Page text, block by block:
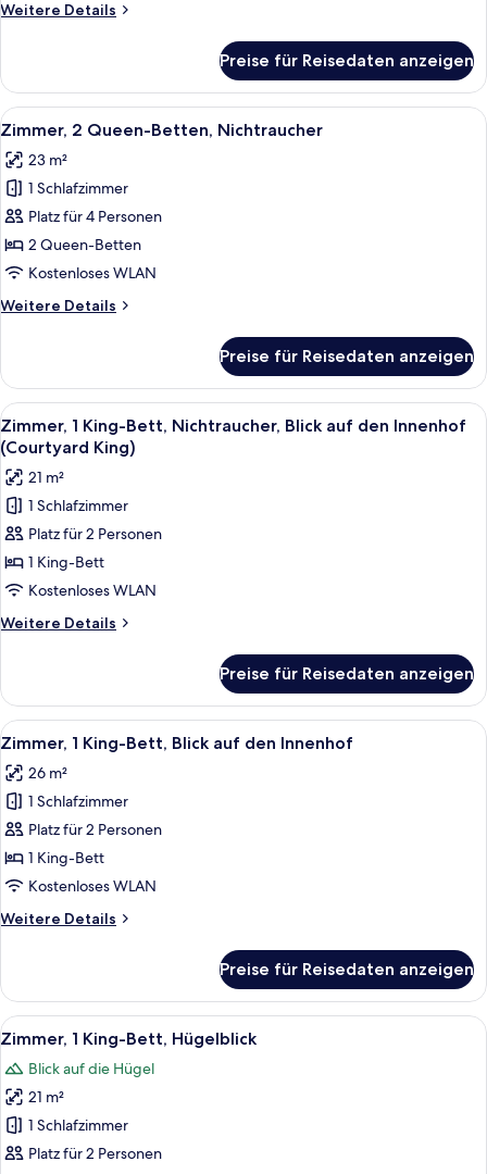
Weitere Details
Weitere
1 King-
Bett,
Nichtraucher
Preise für Reisedaten anzeigen
Alle
Fotos
für
Zimmer,
2 Queen-
Betten,
Nichtraucher
Ein Hotelzimmer mit zwei Betten,
8
Zimmer, 2 Queen-Betten, Nichtraucher
23 m²
1 Schlafzimmer
Platz für 4 Personen
2 Queen-Betten
Kostenloses WLAN
Weitere Details
Weitere
2 Queen-
Betten,
Nichtraucher
Preise für Reisedaten anzeigen
Alle
Fotos
für
Zimmer,
1 King-
Bett,
Nichtraucher,
Blick
auf
den
(Courtyard
King)
anzeigen
Ein modernes Hotelzimmer mit
11
Zimmer, 1 King-Bett, Nichtraucher, Blick auf den Innenhof
(Courtyard King)
21 m²
1 Schlafzimmer
Platz für 2 Personen
1 King-Bett
Kostenloses WLAN
Weitere Details
Weitere
1 King-
Bett,
Nichtraucher,
auf
den
(Courtyard
King)
Preise für Reisedaten anzeigen
Alle
Fotos
für
Zimmer,
1 King-
Bett,
Blick
den
Ein zeitgemäßer Essbereich im
24
Zimmer, 1 King-Bett, Blick auf den Innenhof
26 m²
1 Schlafzimmer
Platz für 2 Personen
1 King-Bett
Kostenloses WLAN
Weitere Details
Weitere
1 King-
Bett,
Blick
den
Innenhof
Preise für Reisedaten anzeigen
Alle
Fotos
für
Zimmer,
1 King-
Bett,
Ein Hotelzimmer mit einem großen
9
Zimmer, 1 King-Bett, Hügelblick
Blick auf die Hügel
21 m²
1 Schlafzimmer
Platz für 2 Personen